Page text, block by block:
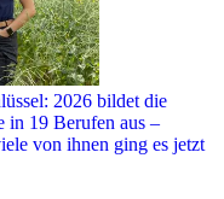
2026 bildet die
in 19 Berufen aus –
von ihnen ging es jetzt